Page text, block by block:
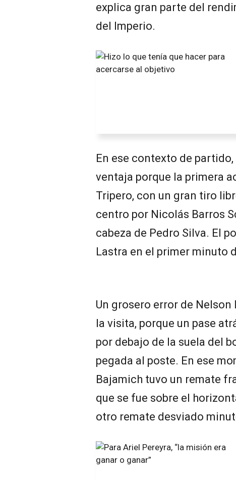
explica gran parte del
del Imperio.
En ese contexto de
ventaja porque la primera
Tripero, con un gran tiro
centro por Nicolás Barros
cabeza de Pedro Silva. El
Lastra en el primer minuto
Un grosero error de
la visita, porque un pase
por debajo de la suela del
pegada al poste. En ese
Bajamich tuvo un remate
que se fue sobre el
otro remate desviado